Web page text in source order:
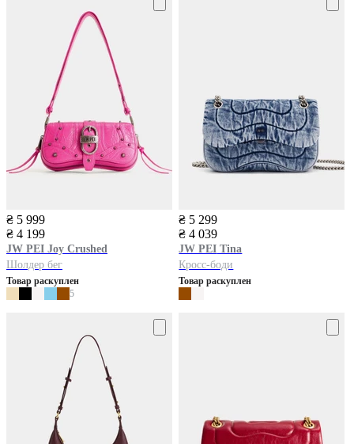
₴ 5 999
₴ 4 199
JW PEI Joy Crushed
Шолдер бег
Товар раскуплен
5
₴ 5 299
₴ 4 039
JW PEI Tina
Кросс-боди
Товар раскуплен